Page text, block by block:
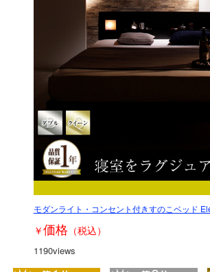
モダンライト・コンセント付きすのこベッド
￥価格 （税込）
1190views